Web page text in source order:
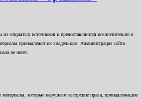
из открытых источников и предоставляются исключительно в
принадлежат их владельцам. Администрация сайта
не несет.
которые нарушают авторские права, принадлежащие